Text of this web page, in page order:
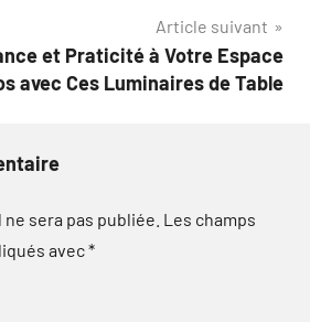
Article suivant
et Praticité à Votre Espace
avec Ces Luminaires de Table
sera pas publiée. Les champs
avec*